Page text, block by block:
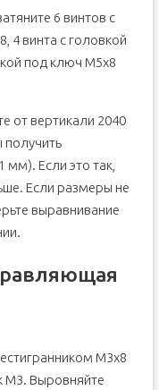
6 винтов с
4 винта с головкой
под ключ M5x8
от вертикали 2040
Если это так,
Если размеры не
выравнивание
M3x8
M3. Выровняйте